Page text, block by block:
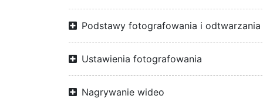
Podstawy fotografowania i odtwarzania
Ustawienia fotografowania
Nagrywanie wideo